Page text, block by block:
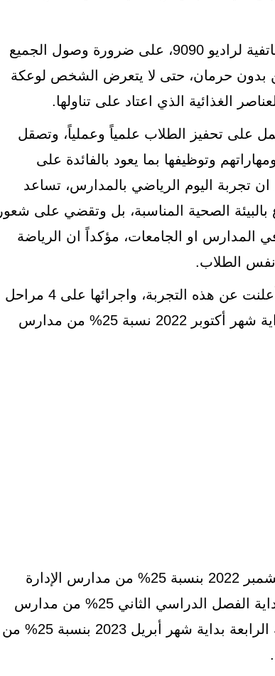
وأكد "دويدار"، خلال تصريحات هاتفية لراديو 9090، على ضرورة وصول الجميع
بدون حرمان، حتى لا يتعرض الشخص لوعكة
الغذائية الذي اعتاد على تناولها.
على تحفيز الطلاب علمياً وعملياً، وتصقل
وتوظيفها بما يعود بالفائدة على
تجربة اليوم الرياضي بالمدارس، تساعد
بالبيئة الصحية المناسبة، بل وتقضي على شعور
المدارس او الجامعات، مؤكداً ان الرياضة
نفس الطلاب.
كانت وزارة التربية والتعليم قد أعلنت عن هذه التجربة، واجرائها على 4 مراحل
مختلفة، ففي المرحلة الأولى بداية شهر أكتوبر 2022 نسبة 25% من مدارس
أما المرحلة الثانية بداية شهر ديشمبر 2022 بنسبة 25% من مدارس الإدارة
التعليمية، وفي المرحلة الثالثة بداية الفصل الدراسي الثاني 25% من مدارس
الإدارة التعليمية، وأخيراً المرحلة الرابعة بداية شهر أبريل 2023 بنسبة 25% من